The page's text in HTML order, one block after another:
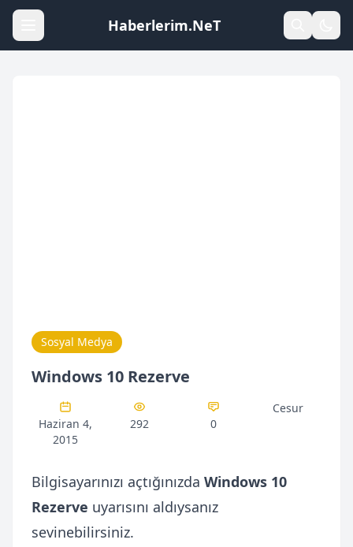
Haberlerim.NeT
Sosyal Medya
Windows 10 Rezerve
Haziran 4,
2015
292 0
Cesur
Bilgisayarınızı açtığınızda Windows 10
Rezerve uyarısını aldıysanız
sevinebilirsiniz.